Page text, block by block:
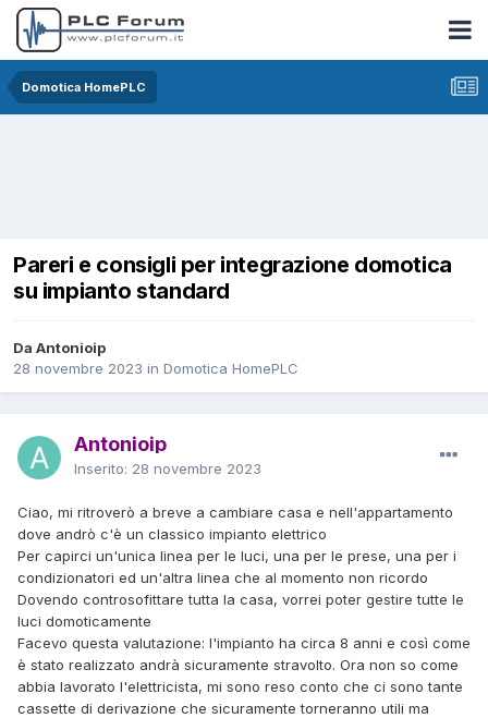
Domotica HomePLC
Pareri e consigli per integrazione domotica
su impianto standard
Da Antonioip
28 novembre 2023 in Domotica HomePLC
Antonioip
Inserito: 28 novembre 2023
Ciao, mi ritroverò a breve a cambiare casa e nell'appartamento
dove andrò c'è un classico impianto elettrico
Per capirci un'unica linea per le luci, una per le prese, una per i
condizionatori ed un'altra linea che al momento non ricordo
Dovendo controsofittare tutta la casa, vorrei poter gestire tutte le
luci domoticamente
Facevo questa valutazione: l'impianto ha circa 8 anni e così come
è stato realizzato andrà sicuramente stravolto. Ora non so come
abbia lavorato l'elettricista, mi sono reso conto che ci sono tante
cassette di derivazione che sicuramente torneranno utili ma